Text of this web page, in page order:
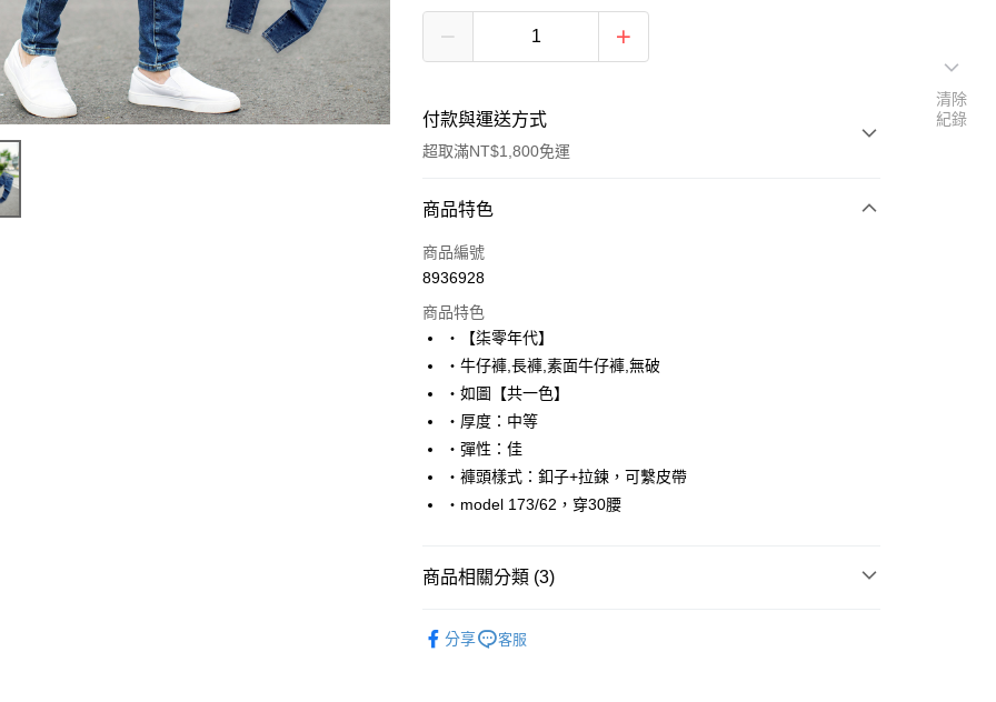
付款與運送方式
超取滿NT$1,800免運
付款方式
信用卡一次付款
LINE Pay
Apple Pay
街口支付
悠遊付
Google Pay
【關於「AFTEE先享後付」】
１．簡單：不需註冊會員、不需綁卡、不需儲值。
商品特色
商品編號
8936928
商品特色
‧【柒零年代】
‧牛仔褲,長褲,素面牛仔褲,無破
‧如圖【共一色】
‧厚度：中等
‧彈性：佳
‧褲頭樣式：釦子+拉鍊，可繫皮帶
‧model 173/62，穿30腰
商品相關分類 (3)
分享 客服
清除
紀錄